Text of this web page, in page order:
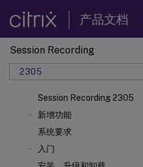
产品文档
Session Recording
2305
Session Recording 2305
新增功能
系统要求
入门